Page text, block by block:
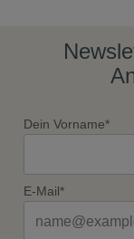
Dein Vorname*
E-Mail*